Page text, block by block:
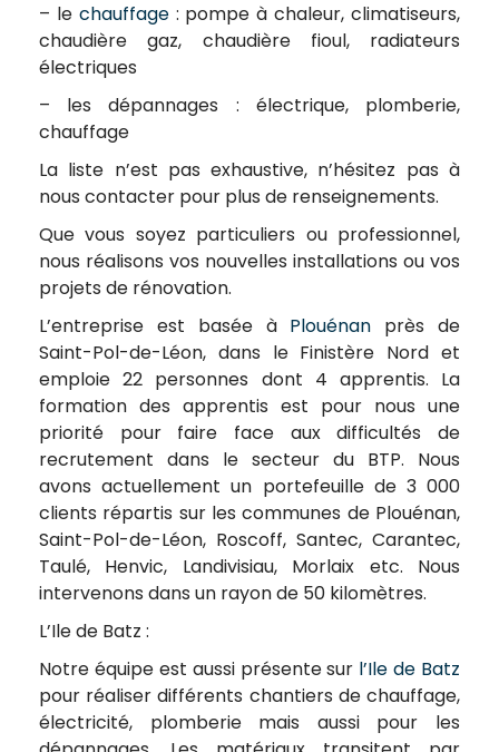
– le chauffage: pompe à chaleur, climatiseurs,
chaudière gaz, chaudière fioul, radiateurs
électriques
– les dépannages : électrique, plomberie,
chauffage
La liste n’est pas exhaustive, n’hésitez pas à
nous contacter pour plus de renseignements.
Que vous soyez particuliers ou professionnel,
nous réalisons vos nouvelles installations ou vos
projets de rénovation.
L’entreprise est basée à Plouénan près de
Saint-Pol-de-Léon, dans le Finistère Nord et
emploie 22 personnes dont 4 apprentis. La
formation des apprentis est pour nous une
priorité pour faire face aux difficultés de
recrutement dans le secteur du BTP. Nous
avons actuellement un portefeuille de 3 000
clients répartis sur les communes de Plouénan,
Saint-Pol-de-Léon, Roscoff, Santec, Carantec,
Taulé, Henvic, Landivisiau, Morlaix etc. Nous
intervenons dans un rayon de 50 kilomètres.
L’Ile de Batz :
Notre équipe est aussi présente sur l’Ile de Batz
pour réaliser différents chantiers de chauffage,
électricité, plomberie mais aussi pour les